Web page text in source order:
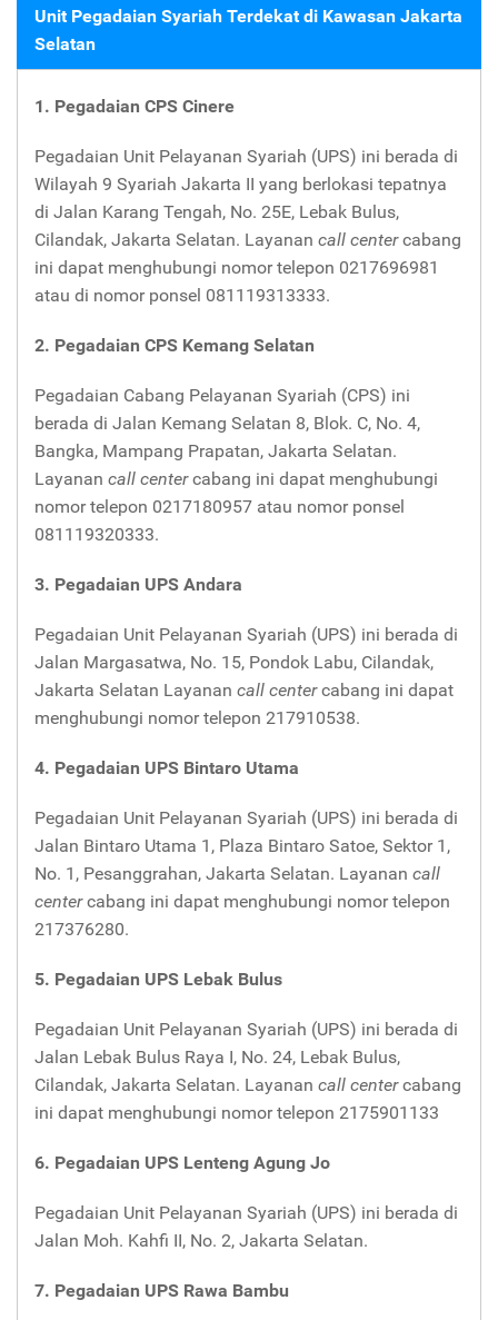
Unit Pegadaian Syariah Terdekat di Kawasan Jakarta
Selatan
1. Pegadaian CPS Cinere
Pegadaian Unit Pelayanan Syariah (UPS) ini berada di
Wilayah 9 Syariah Jakarta II yang berlokasi tepatnya
di Jalan Karang Tengah, No. 25E, Lebak Bulus,
Cilandak, Jakarta Selatan. Layanan call center cabang
ini dapat menghubungi nomor telepon 0217696981
atau di nomor ponsel 081119313333.
2. Pegadaian CPS Kemang Selatan
Pegadaian Cabang Pelayanan Syariah (CPS) ini
berada di Jalan Kemang Selatan 8, Blok. C, No. 4,
Bangka, Mampang Prapatan, Jakarta Selatan.
Layanan call center cabang ini dapat menghubungi
nomor telepon 0217180957 atau nomor ponsel
081119320333.
3. Pegadaian UPS Andara
Pegadaian Unit Pelayanan Syariah (UPS) ini berada di
Jalan Margasatwa, No. 15, Pondok Labu, Cilandak,
Jakarta Selatan Layanan call center cabang ini dapat
menghubungi nomor telepon 217910538.
4. Pegadaian UPS Bintaro Utama
Pegadaian Unit Pelayanan Syariah (UPS) ini berada di
Jalan Bintaro Utama 1, Plaza Bintaro Satoe, Sektor 1,
No. 1, Pesanggrahan, Jakarta Selatan. Layanan call
center cabang ini dapat menghubungi nomor telepon
217376280.
5. Pegadaian UPS Lebak Bulus
Pegadaian Unit Pelayanan Syariah (UPS) ini berada di
Jalan Lebak Bulus Raya I, No. 24, Lebak Bulus,
Cilandak, Jakarta Selatan. Layanan call center cabang
ini dapat menghubungi nomor telepon 2175901133
6. Pegadaian UPS Lenteng Agung Jo
Pegadaian Unit Pelayanan Syariah (UPS) ini berada di
Jalan Moh. Kahfi II, No. 2, Jakarta Selatan.
7. Pegadaian UPS Rawa Bambu